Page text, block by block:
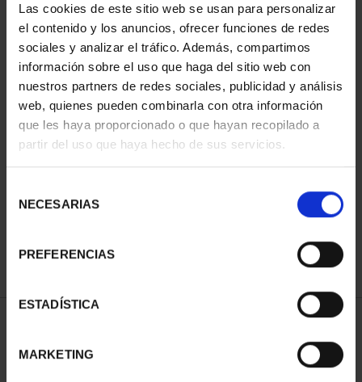
Las cookies de este sitio web se usan para personalizar
el contenido y los anuncios, ofrecer funciones de redes
sociales y analizar el tráfico. Además, compartimos
información sobre el uso que haga del sitio web con
nuestros partners de redes sociales, publicidad y análisis
web, quienes pueden combinarla con otra información
que les haya proporcionado o que hayan recopilado a
partir del uso que haya hecho de sus servicios.
NECESARIAS
PREFERENCIAS
ESTADÍSTICA
MARKETING
€140.00